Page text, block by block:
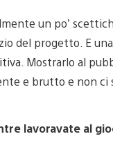
un po’
del progetto. E
Mostrarlo al
e brutto e non ci
lavoravate al